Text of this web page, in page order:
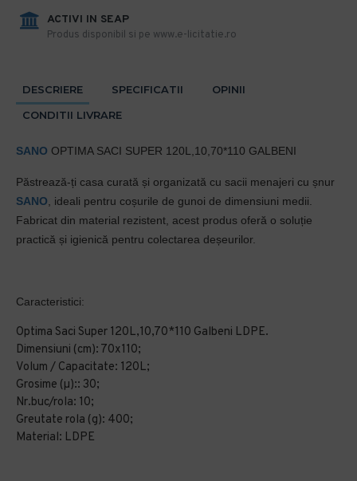
ACTIVI IN SEAP
Produs disponibil si pe www.e-licitatie.ro
DESCRIERE SPECIFICATII
OPINII
CONDITII LIVRARE
SANO OPTIMA SACI SUPER 120L,10,70*110 GALBENI
Păstrează-ți casa curată și organizată cu sacii menajeri cu șnur
SANO , ideali pentru coșurile de gunoi de dimensiuni medii.
Fabricat din material rezistent, acest produs oferă o soluție
practică și igienică pentru colectarea deșeurilor.
Caracteristici:
Optima Saci Super 120L,10,70*110 Galbeni LDPE.
Dimensiuni (cm): 70x110;
Volum / Capacitate: 120L;
Grosime (µ):: 30;
Nr.buc/rola: 10;
Greutate rola (g): 400;
Material: LDPE